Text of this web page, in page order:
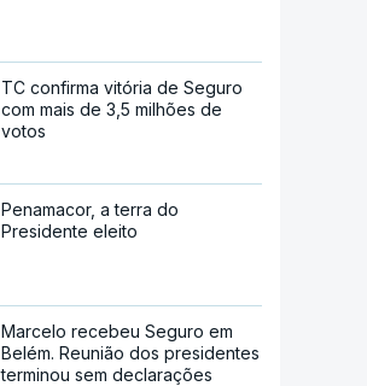
TC confirma vitória de Seguro
com mais de 3,5 milhões de
votos
Penamacor, a terra do
Presidente eleito
Marcelo recebeu Seguro em
Belém. Reunião dos presidentes
terminou sem declarações